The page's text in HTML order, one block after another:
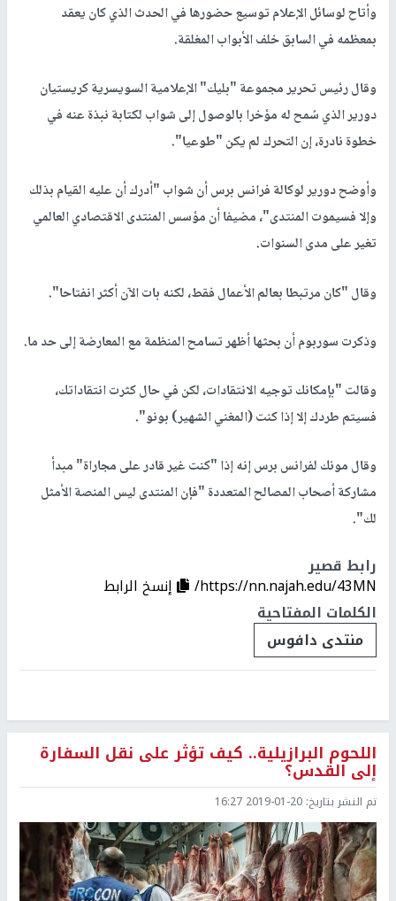
وأتاح لوسائل الإعلام توسيع حضورها في الحدث الذي كان يعقد
بمعظمه في السابق خلف الأبواب المغلقة.
وقال رئيس تحرير مجموعة "بليك" الإعلامية السويسرية كريستيان
دورير الذي سُمح له مؤخرا بالوصول إلى شواب لكتابة نبذة عنه في
خطوة نادرة، إن التحرك لم يكن "طوعيا".
وأوضح دورير لوكالة فرانس برس أن شواب "أدرك أن عليه القيام بذلك
وإلا فسيموت المنتدى"، مضيفا أن مؤسس المنتدى الاقتصادي العالمي
تغير على مدى السنوات.
وقال "كان مرتبطا بعالم الأعمال فقط، لكنه بات الآن أكثر انفتاحا".
وذكرت سوربوم أن بحثها أظهر تسامح المنظمة مع المعارضة إلى حد ما.
وقالت "بإمكانك توجيه الانتقادات، لكن في حال كثرت انتقاداتك،
فسيتم طردك إلا إذا كنت (المغني الشهير) بونو".
وقال مونك لفرانس برس إنه إذا "كنت غير قادر على مجاراة" مبدأ
مشاركة أصحاب المصالح المتعددة "فإن المنتدى ليس المنصة الأمثل
لك".
رابط قصير
https://nn.najah.edu/43MN/
إنسخ الرابط
الكلمات المفتاحية
منتدى دافوس
اللحوم البرازيلية.. كيف تؤثر على نقل السفارة
إلى القدس؟
تم النشر بتاريخ: 2019-01-20 16:27